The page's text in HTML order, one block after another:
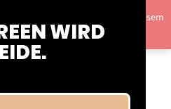
WIRD
wir uns im Betriebsurlaub. In diesem
Versand statt.Ausblenden